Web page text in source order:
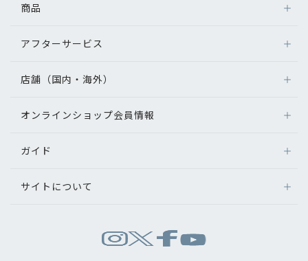
採用情報
商品
メガネ
サングラス
補聴器
グッズ・小物
アフターサービス
アフターサービス
メガネの不具合、修理について
補聴器に関するアフターサービス
店舗（国内・海外）
店舗検索
オンラインショップ会員情報
ログイン
ガイド
オンラインショップご利用ガイド
サイトについて